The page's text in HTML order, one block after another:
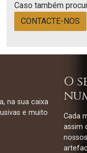
Caso também
CONTACTE-NOS
na sua caixa
e muito
O
Cada
assim